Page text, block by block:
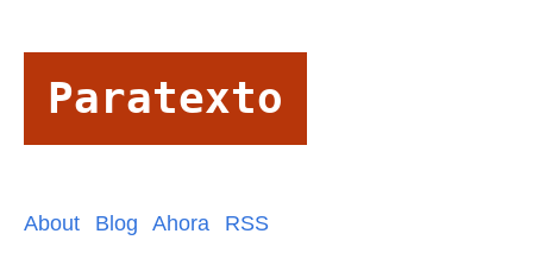
Paratexto
About Blog Ahora RSS